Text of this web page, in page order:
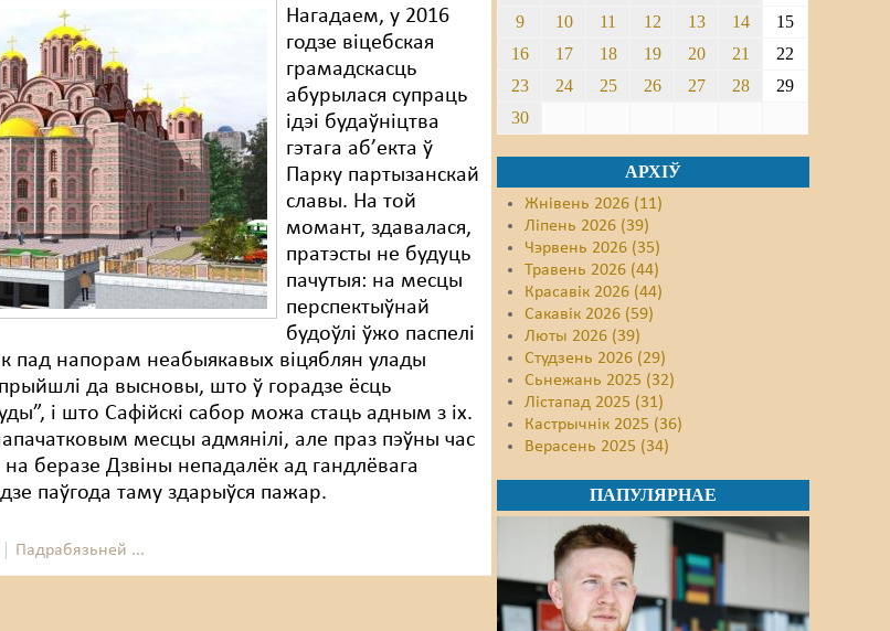
Нагадаем, у 2016
годзе віцебская
грамадскасць
абурылася супраць
ідэі будаўніцтва
гэтага аб’екта ў
Парку партызанскай
славы. На той
момант, здавалася,
пратэсты не будуць
пачутыя: на месцы
перспектыўнай
будоўлі ўжо паспелі
пад напорам неабыякавых віцяблян улады
да высновы, што ў горадзе ёсць
і што Сафійскі сабор можа стаць адным з іх.
месцы адмянілі, але праз пэўны час
беразе Дзвіны непадалёк ад гандлёвага
паўгода таму здарыўся пажар.
Падрабязьней ...
9
10 11 12 13 14
15
16
17 18 19 20 21
22
23
24 25 26 27 28
29
30
АРХІЎ
Жнівень 2026 (11)
Ліпень 2026 (39)
Чэрвень 2026 (35)
Травень 2026 (44)
Красавік 2026 (44)
Сакавік 2026 (59)
Люты 2026 (39)
Студзень 2026 (29)
Сьнежань 2025 (32)
Лістапад 2025 (31)
Кастрычнік 2025 (36)
Верасень 2025 (34)
ПАПУЛЯРНАЕ